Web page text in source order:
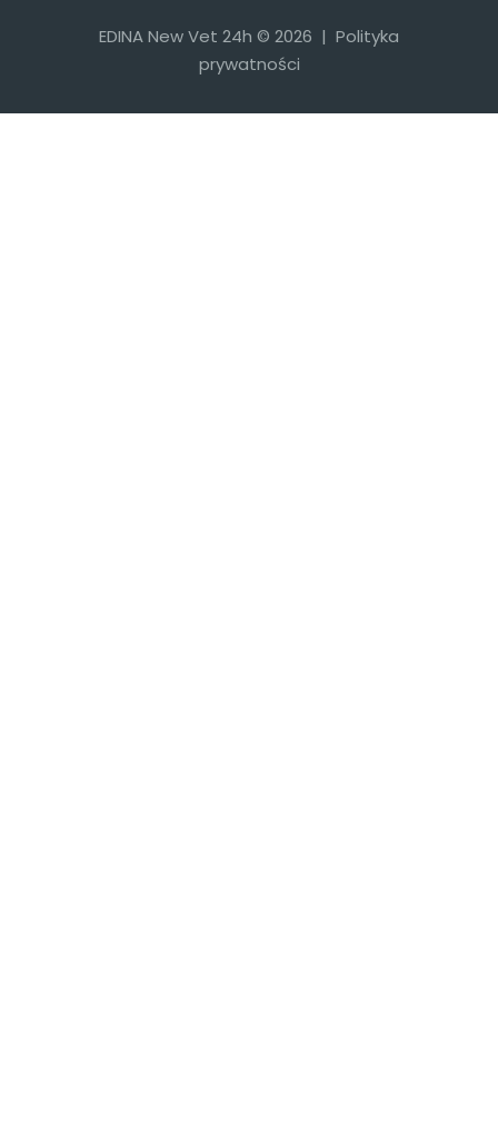
EDINA New Vet 24h © 2026 | Polityka
prywatności